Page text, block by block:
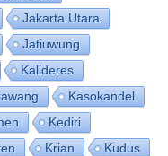
Jakarta Utara
Jatiuwung
Kalideres
Kasokandel
Kediri
Krian
Kudus